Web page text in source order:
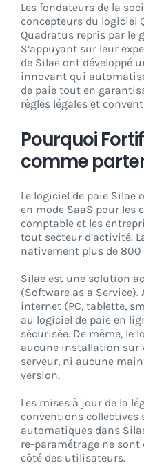
Les fondateurs de la
concepteurs du logiciel
Quadratus repris par le
S’appuyant sur leur
de Silae ont développé
innovant qui
de paie tout en
règles légales et
Pourquoi
comme
Le logiciel de paie Silae
en mode SaaS pour les
comptable et les
tout secteur d’activité.
nativement plus de
Silae est une solution
(Software as a
internet (PC, tablette,
au logiciel de paie en
sécurisée. De même, le
aucune installation sur
serveur, ni aucune
version.
Les mises à jour de la
conventions collectives
automatiques dans
re-paramétrage ne sont
côté des utilisateurs.